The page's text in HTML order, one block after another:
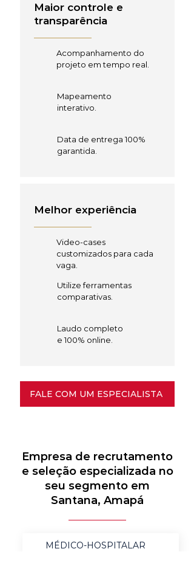
Maior controle e
transparência
Acompanhamento do
projeto em tempo real.
Mapeamento
interativo.
Data de entrega 100%
garantida.
Melhor experiência
Video-cases
customizados para cada
vaga.
Utilize ferramentas
comparativas.
Laudo completo
e 100% online.
FALE COM UM ESPECIALISTA
Empresa de recrutamento
e seleção especializada no
seu segmento em
Santana, Amapá
MÉDICO-HOSPITALAR